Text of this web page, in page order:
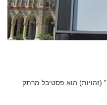
למצוא את הזהות פסטיבל “Identities” (זהויות) הוא פסטיבל מרתק